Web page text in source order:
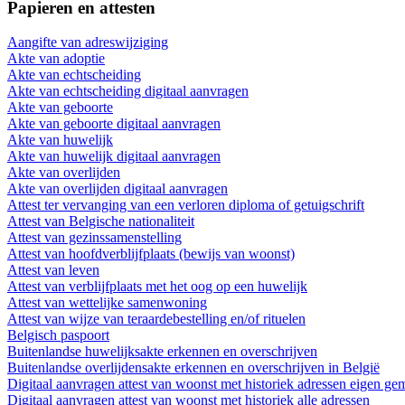
Papieren en attesten
Aangifte van adreswijziging
Akte van adoptie
Akte van echtscheiding
Akte van echtscheiding digitaal aanvragen
Akte van geboorte
Akte van geboorte digitaal aanvragen
Akte van huwelijk
Akte van huwelijk digitaal aanvragen
Akte van overlijden
Akte van overlijden digitaal aanvragen
Attest ter vervanging van een verloren diploma of getuigschrift
Attest van Belgische nationaliteit
Attest van gezinssamenstelling
Attest van hoofdverblijfplaats (bewijs van woonst)
Attest van leven
Attest van verblijfplaats met het oog op een huwelijk
Attest van wettelijke samenwoning
Attest van wijze van teraardebestelling en/of rituelen
Belgisch paspoort
Buitenlandse huwelijksakte erkennen en overschrijven
Buitenlandse overlijdensakte erkennen en overschrijven in België
Digitaal aanvragen attest van woonst met historiek adressen eigen
Digitaal aanvragen attest van woonst met historiek alle adressen